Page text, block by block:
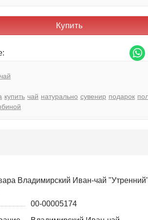
Купить
купить чай натурально сувенир подарок
Владимирский Иван-чай
00-00005174